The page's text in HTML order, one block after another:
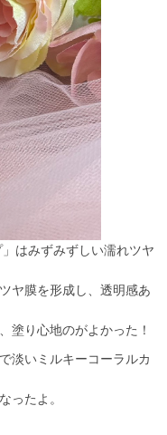
はみずみずしい濡れツヤ
ヤ膜を形成し、透明感あ
塗り心地のがよかった！
淡いミルキーコーラルカ
ったよ。